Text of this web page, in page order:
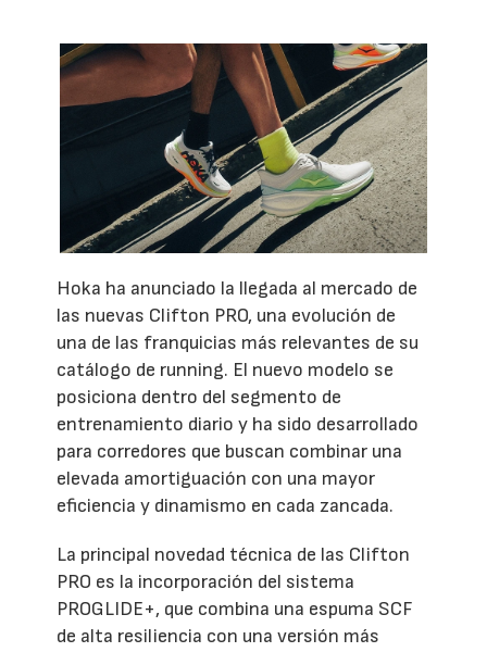
Hoka ha anunciado la llegada al mercado de
las nuevas Clifton PRO, una evolución de
una de las franquicias más relevantes de su
catálogo de running. El nuevo modelo se
posiciona dentro del segmento de
entrenamiento diario y ha sido desarrollado
para corredores que buscan combinar una
elevada amortiguación con una mayor
eficiencia y dinamismo en cada zancada.
La principal novedad técnica de las Clifton
PRO es la incorporación del sistema
PROGLIDE+, que combina una espuma SCF
de alta resiliencia con una versión más